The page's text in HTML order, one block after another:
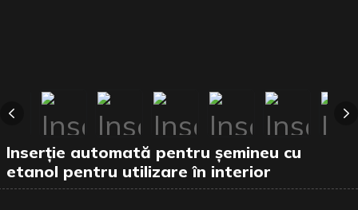
Inserție automată pentru șemineu cu
etanol pentru utilizare în interior